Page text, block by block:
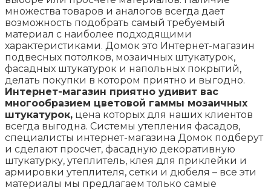
множества товаров и аналогов всегда дает
возможность подобрать самый требуемый
материал с наиболее подходящими
характеристиками. Домок это Интернет-магазин
подвесных потолков, мозаичных штукатурок,
фасадных штукатурок и напольных покрытий,
делать покупки в котором приятно и выгодно.
Интернет-магазин приятно удивит вас
многообразием цветовой гаммы мозаичных
штукатурок, цена которых для наших клиентов
всегда выгодна. Системы утепления фасадов,
специалисты интернет-магазина Домок подберут
и сделают просчет, фасадную декоративную
штукатурку, утеплитель, клея для приклейки и
армировки утеплителя, сетки и дюбеля – все эти
материалы мы предлагаем только самые